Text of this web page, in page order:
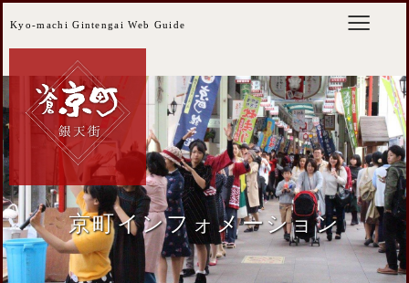
Kyo-machi Gintengai Web Guide
京町インフォメーション